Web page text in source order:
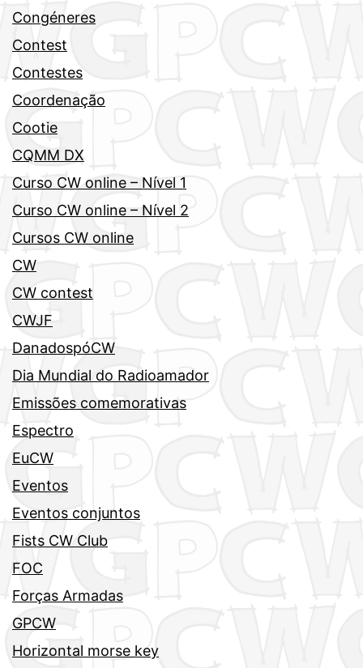
Congéneres
Contest
Contestes
Coordenação
Cootie
CQMM DX
Curso CW online – Nível 1
Curso CW online – Nível 2
Cursos CW online
CW
CW contest
CWJF
DanadospóCW
Dia Mundial do Radioamador
Emissões comemorativas
Espectro
EuCW
Eventos
Eventos conjuntos
Fists CW Club
FOC
Forças Armadas
GPCW
Horizontal morse key